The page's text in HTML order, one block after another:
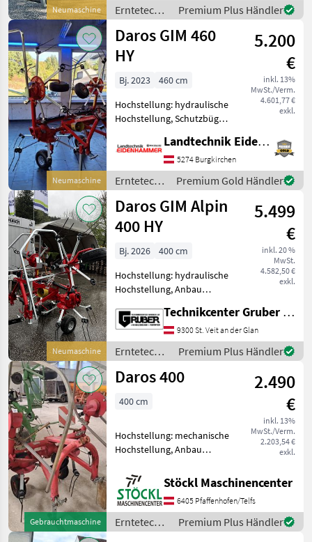
Neumaschine
Zinkenar
Erntetechnik
Grünland /
Daros
Premium Plus Händler
Neumaschine
Daros GIM 460
HY
5.200
€
inkl. 13%
MwSt./Verm.
4.601,77 €
exkl.
Bj. 2023
460 cm
Hochstellung: hydraulische
Hochstellung, Schutzbügel
GIM 460 HY -
Klauenkupplung - 6
Zinkenarme pro
Schwadkreisel -
Arbeitsbreite: 4, 6m - E
Landtechnik Eidenhammer GmbH
5274 Burgkirchen
Erntetechnik
Grünland /
Daros
Premium Gold Händler
Neumaschine
Daros GIM Alpin
400 HY
5.499
€
inkl. 20 %
MwSt.
4.582,50 €
exkl.
Bj. 2026
400 cm
Hochstellung: hydraulische
Hochstellung, Anbau
Grenzstreueinrichtung,
Schutzbügel fabriksneuer
Daros Green Kreisler GIM
Alpin 400 * speziell für
Alpinen Ei
Technikcenter Gruber GmbH
9300 St. Veit an der Glan
Erntetechnik
Grünland /
Daros
Premium Plus Händler
Gebrauchtmaschine
Daros 400
2.490
€
inkl. 13%
MwSt./Verm.
2.203,54 €
exkl.
400 cm
Hochstellung: mechanische
Hochstellung, Anbau
Zettkreisler Daros 400 mit
Gelenkwelle, mechanische
Klapplung. Optimal für
Metrac und Kleintraktoren.
(
Stöckl Maschinencenter
6405 Pfaffenhofen/Telfs
Erntetechnik
Grünland /
Premium Plus Händler